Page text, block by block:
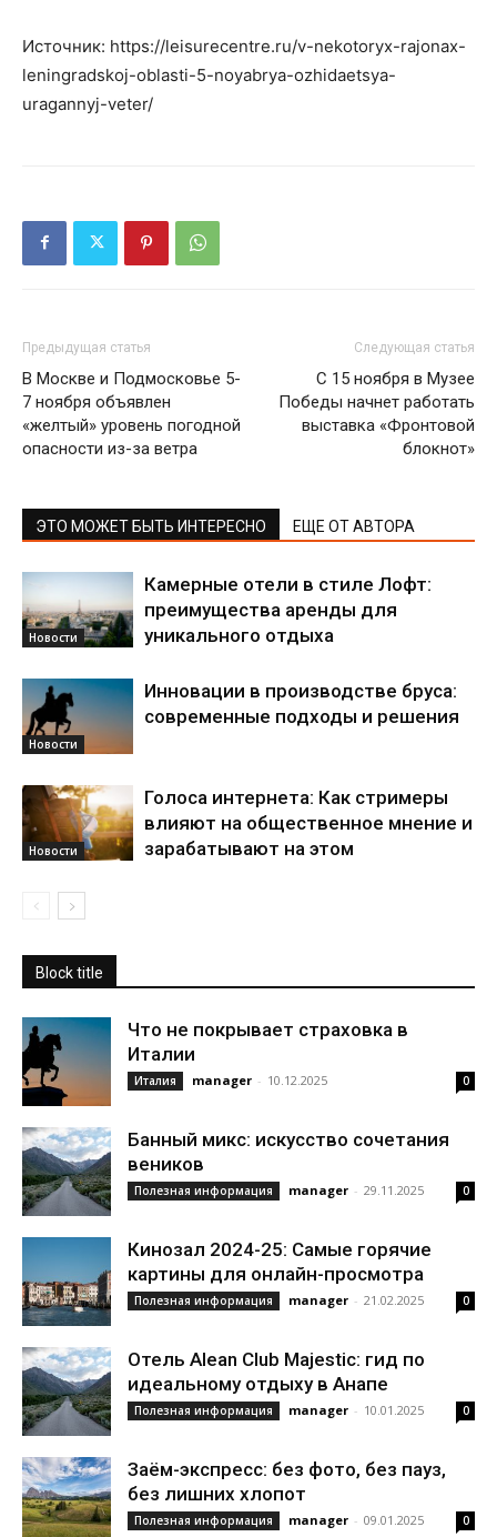
Источник: https://leisurecentre.ru/v-nekotoryx-rajonax-
leningradskoj-oblasti-5-noyabrya-ozhidaetsya-
uragannyj-veter/
Предыдущая статья
В Москве и Подмосковье 5-
7 ноября объявлен
«желтый» уровень погодной
опасности из-за ветра
Следующая статья
С 15 ноября в Музее
Победы начнет работать
выставка «Фронтовой
блокнот»
ЭТО МОЖЕТ БЫТЬ ИНТЕРЕСНО ЕЩЕ ОТ АВТОРА
Новости
Камерные отели в стиле Лофт:
преимущества аренды для
уникального отдыха
Новости
Инновации в производстве бруса:
современные подходы и решения
Новости
Голоса интернета: Как стримеры
влияют на общественное мнение и
зарабатывают на этом
Block title
Что не покрывает страховка в
Италии
Италия manager - 10.12.2025 0
Банный микс: искусство сочетания
веников
Полезная информация manager - 29.11.2025 0
Кинозал 2024-25: Самые горячие
картины для онлайн-просмотра
Полезная информация manager - 21.02.2025 0
Отель Alean Club Majestic: гид по
идеальному отдыху в Анапе
Полезная информация manager - 10.01.2025 0
Заём-экспресс: без фото, без пауз,
без лишних хлопот
Полезная информация manager - 09.01.2025 0